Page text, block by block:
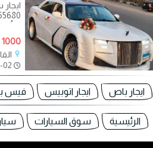
لا
تبحث
1000 جنيه
ايجار باص ايجار اتوبيس فيس
الرئيسية سوق السيارات